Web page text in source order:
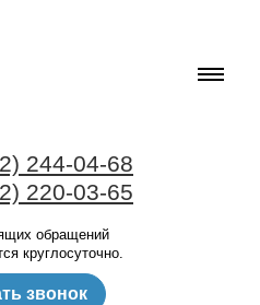
244-04-68
220-03-65
обращений
круглосуточно.
звонок